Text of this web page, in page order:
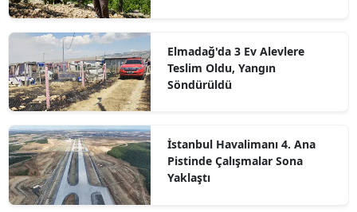
Elmadağ'da 3 Ev Alevlere
Teslim Oldu, Yangın
Söndürüldü
İstanbul Havalimanı 4. Ana
Pistinde Çalışmalar Sona
Yaklaştı